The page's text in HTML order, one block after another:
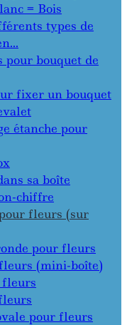
= Bois
types de
bouquet de
fixer un bouquet
étanche pour
sa boîte
chiffre
fleurs (sur
pour fleurs
(mini-boîte)
fleurs
pour fleurs